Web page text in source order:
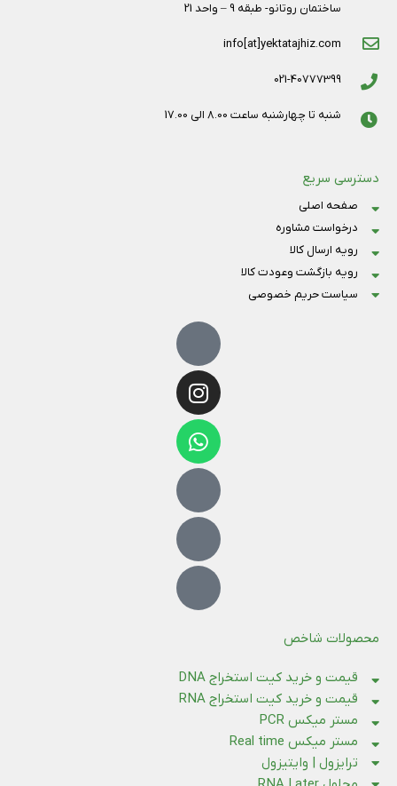
ساختمان روتانو- طبقه 9 – واحد 21
info[at]yektatajhiz.com
021-40777399
شنبه تا چهارشنبه ساعت 8.00 الی 17.00
دسترسی سریع
صفحه اصلی
درخواست مشاوره
رویه ارسال کالا
رویه بازگشت وعودت کالا
سیاست حریم خصوصی
محصولات شاخص
قیمت و خرید کیت استخراج DNA
قیمت و خرید کیت استخراج RNA
مستر میکس PCR
مستر میکس Real time
ترایزول | وایتیزول